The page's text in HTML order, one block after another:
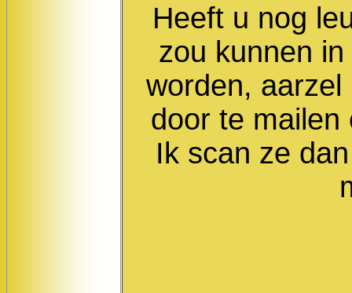
Heeft u nog
zou kunnen
worden,
door te mailen
Ik scan ze